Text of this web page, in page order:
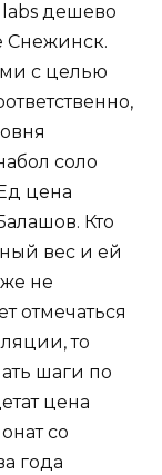
labs дешево
Снежинск.
с целью
соло
цена
Кто
вес и ей
не
отмечаться
то
шаги по
цена
со
года